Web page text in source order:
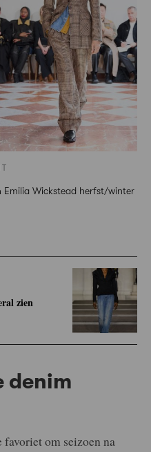
Emilia Wickstead herfst/winter
zien
denim
om seizoen na